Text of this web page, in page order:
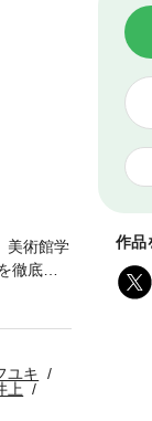
作品
美術館学
底尾
2作同
ユキ
上